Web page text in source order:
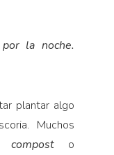
la noche.
plantar algo
Muchos
composto